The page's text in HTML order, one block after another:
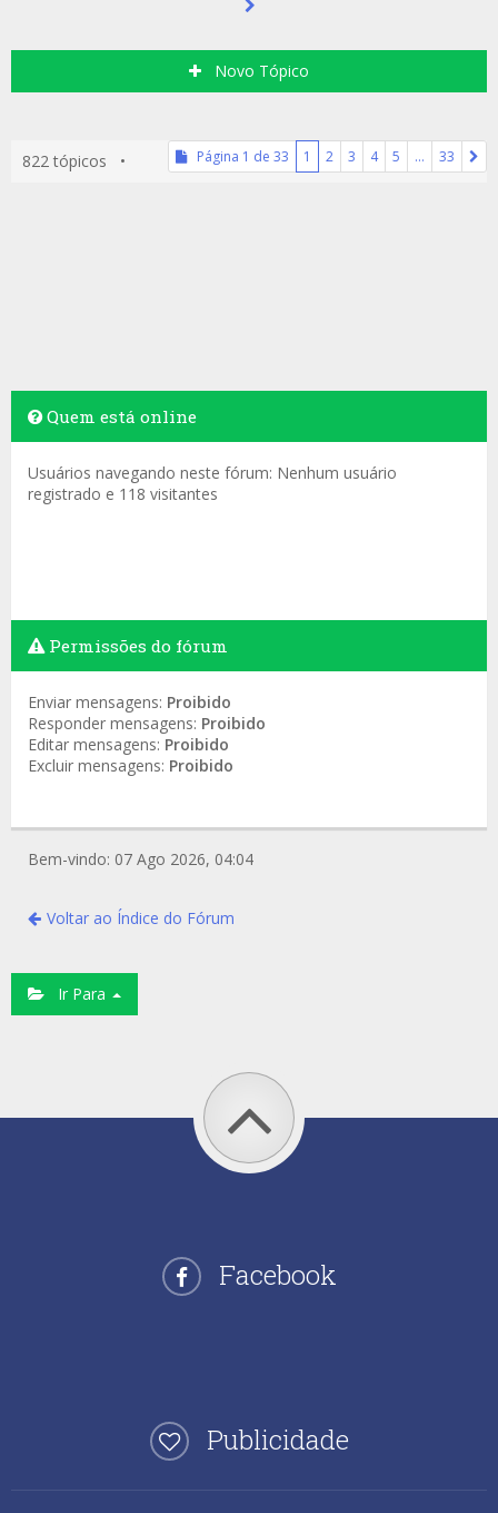
Novo Tópico
822 tópicos • Página 1 de 33 1 2 3 4 5 … 33
Quem está online
Usuários navegando neste fórum: Nenhum usuário
registrado e 118 visitantes
Permissões do fórum
Enviar mensagens: Proibido
Responder mensagens: Proibido
Editar mensagens: Proibido
Excluir mensagens: Proibido
Bem-vindo: 07 Ago 2026, 04:04
Voltar ao Índice do Fórum
Ir Para
Facebook
Publicidade